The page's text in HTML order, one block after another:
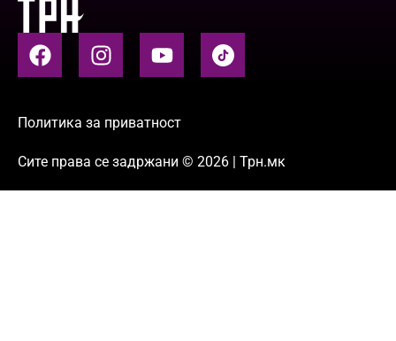
Политика за приватност
Сите права се задржани © 2026 | Трн.мк